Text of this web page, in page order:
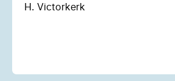
H. Victorkerk